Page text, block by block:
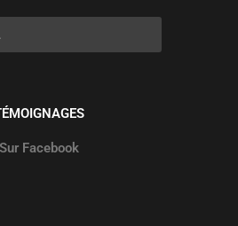
Sur Facebook